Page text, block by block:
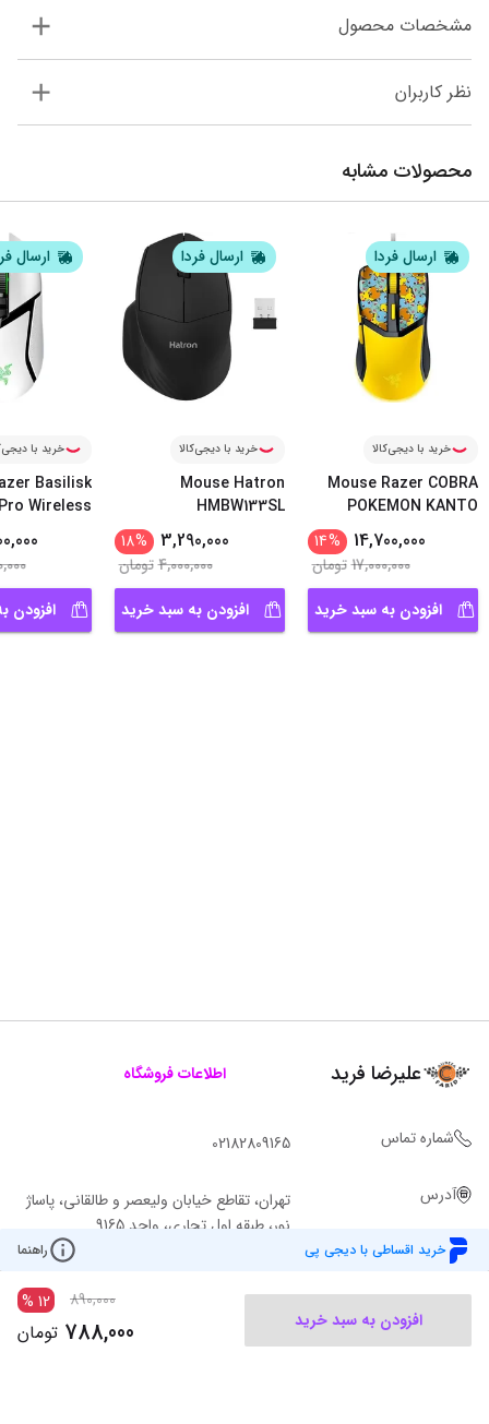
مشخصات محصول
نظر کاربران
محصولات مشابه
ارسال فردا
خرید با دیجی‌کالا
Mouse Razer COBRA
POKEMON KANTO
14,700,000
%
14
17,000,000تومان
افزودن به سبد خرید
ارسال فردا
خرید با دیجی‌کالا
Mouse Hatron
HMBW133SL
3,290,000
%
18
4,000,000تومان
افزودن به سبد خرید
ارسال
خرید با
Basilisk
Wireless
افزودن
خرید اقساطی با دیجی پی راهنما
افزودن به سبد خرید
890,000
12
%
788,000 تومان
علیرضا فرید اطلاعات فروشگاه
شماره تماس 02182809165
آدرس
تهران، تقاطع خیابان ولیعصر و طالقانی، پاساژ
نور، طبقه اول تجاری، واحد 9165